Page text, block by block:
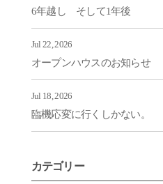
6年越し そして1年後
Jul 22, 2026
オープンハウスのお知らせ
Jul 18, 2026
臨機応変に行くしかない。
カテゴリー